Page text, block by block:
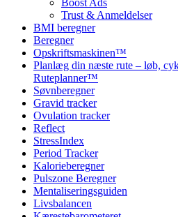
Boost Ads
Trust & Anmeldelser
BMI beregner
Beregner
Opskriftsmaskinen™
Planlæg din næste rute – løb,
Ruteplanner™
Søvnberegner
Gravid tracker
Ovulation tracker
Reflect
StressIndex
Period Tracker
Kalorieberegner
Pulszone Beregner
Mentaliseringsguiden
Livsbalancen